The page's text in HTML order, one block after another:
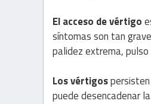
El acceso de vértigo
síntomas son tan
palidez extrema,
Los vértigos
puede desencadenar